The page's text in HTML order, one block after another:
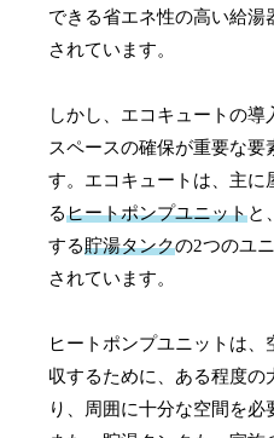
できる省エネ性の高い給湯
されています。
しかし、エコキュートの導
スペースの確保が重要な要
す。エコキュートは、主に
るヒートポンプユニットと
する貯湯タンクの2つのユ
されています。
ヒートポンプユニットは、
収するために、ある程度の
り、周囲に十分な空間を必